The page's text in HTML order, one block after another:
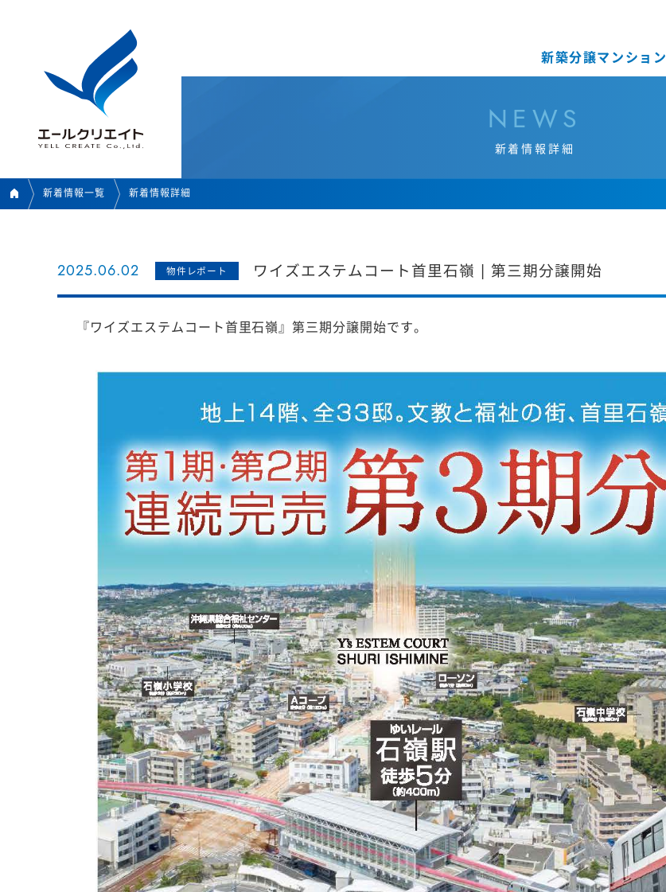
新築分譲マンション
新着情報 詳細
N E WS
新着情報一覧 新着情報詳細
2025.06.02 物件レポート ワイズエステムコート首里石嶺 | 第三期分譲開始
『ワイズエステムコート首里石嶺』第三期分譲開始です。